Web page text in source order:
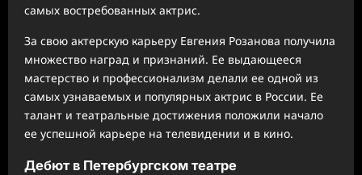
самых востребованных актрис.
За свою актерскую карьеру Евгения Розанова получила
множество наград и признаний. Ее выдающееся
мастерство и профессионализм делали ее одной из
самых узнаваемых и популярных актрис в России. Ее
талант и театральные достижения положили начало
ее успешной карьере на телевидении и в кино.
Дебют в Петербургском театре